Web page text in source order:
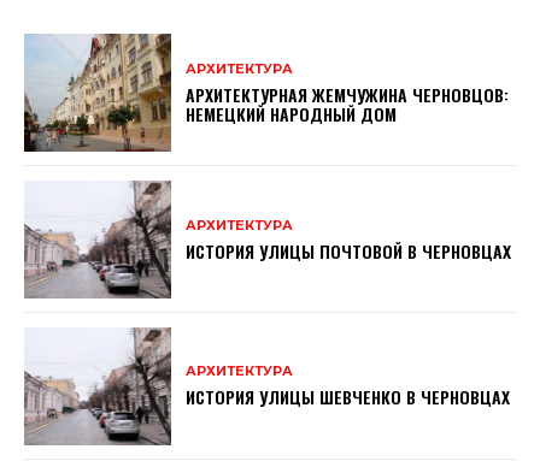
АРХИТЕКТУРА
АРХИТЕКТУРНАЯ ЖЕМЧУЖИНА ЧЕРНОВЦОВ:
НЕМЕЦКИЙ НАРОДНЫЙ ДОМ
АРХИТЕКТУРА
ИСТОРИЯ УЛИЦЫ ПОЧТОВОЙ В ЧЕРНОВЦАХ
АРХИТЕКТУРА
ИСТОРИЯ УЛИЦЫ ШЕВЧЕНКО В ЧЕРНОВЦАХ